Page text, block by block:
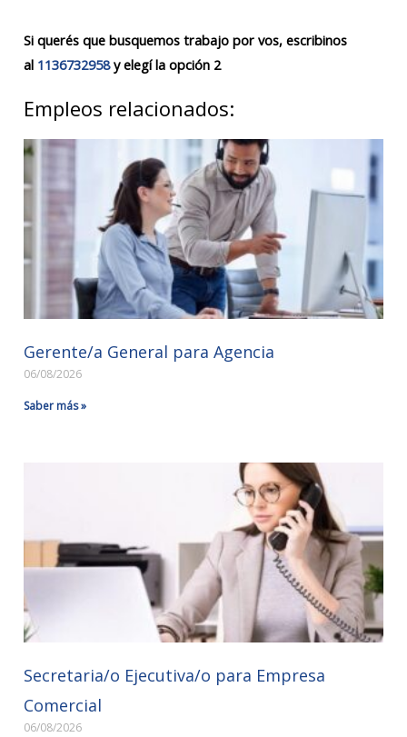
Si querés que busquemos trabajo por vos, escribinos
al 1136732958y elegí la opción 2
Empleos relacionados:
Gerente/a General para Agencia
06/08/2026
Saber más »
Secretaria/o Ejecutiva/o para Empresa
Comercial
06/08/2026